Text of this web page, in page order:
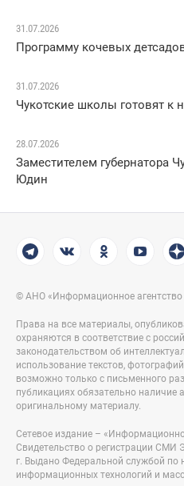
31.07.2026
Программу кочевых
31.07.2026
Чукотские школы готовят к
28.07.2026
Заместителем губернатора
Юдин
© АНО «Информационное агентство
Права на все материалы,
охраняются в соответствие с
законодательством об
использование текстов,
возможно только с письменного
публикациях обязательно наличие
оригинальному материалу.
Сетевое издание –
Свидетельство о регистрации
г. Выдано Федеральной службой по
информационных технологий и